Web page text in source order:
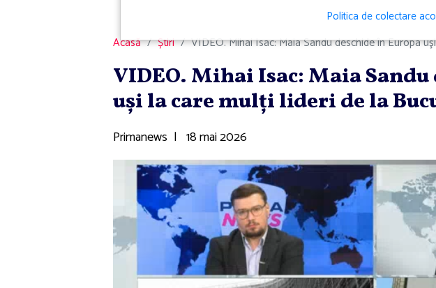
Acasă Știri VIDEO. Mihai Isac: Maia Sandu deschide în Europa
VIDEO. Mihai Isac: Maia
uşi la care mulţi lideri de la
Primanews | 18 mai 2026
Politica de colectare